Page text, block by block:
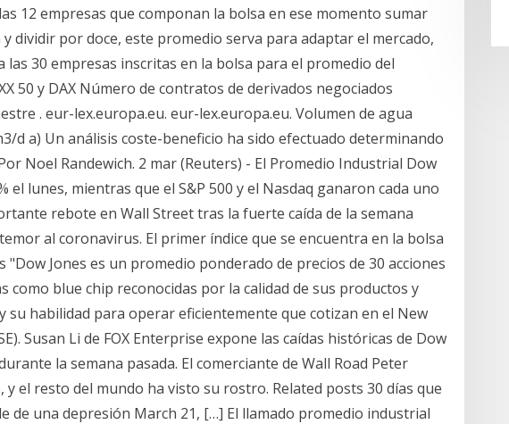
12 empresas que componan la bolsa en ese momento sumar
dividir por doce, este promedio serva para adaptar el mercado,
las 30 empresas inscritas en la bolsa para el promedio del
50 y DAX Número de contratos de derivados negociados
. eur-lex.europa.eu. eur-lex.europa.eu. Volumen de agua
d a) Un análisis coste-beneficio ha sido efectuado determinando
Noel Randewich. 2 mar (Reuters) - El Promedio Industrial Dow
el lunes, mientras que el S&P 500 y el Nasdaq ganaron cada uno
rebote en Wall Street tras la fuerte caída de la semana
al coronavirus. El primer índice que se encuentra en la bolsa
"Dow Jones es un promedio ponderado de precios de 30 acciones
como blue chip reconocidas por la calidad de sus productos y
su habilidad para operar eficientemente que cotizan en el New
Susan Li de FOX Enterprise expone las caídas históricas de Dow
la semana pasada. El comerciante de Wall Road Peter
el resto del mundo ha visto su rostro. Related posts 30 días que
de una depresión March 21, […] El llamado promedio industrial